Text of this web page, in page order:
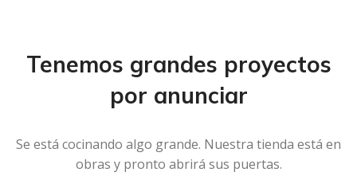
Tenemos grandes proyectos
por anunciar
Se está cocinando algo grande. Nuestra tienda está en
obras y pronto abrirá sus puertas.